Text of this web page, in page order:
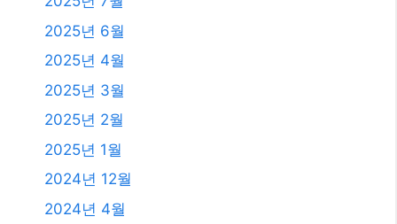
2024년 1월
2023년 11월
2023년 10월
2023년 9월
2023년 8월
2023년 7월
2023년 6월